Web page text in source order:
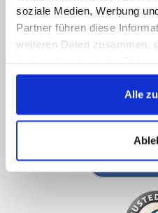
soziale Medien, Werbung
Partner führen diese
weiteren Daten zusammen,
gesammelt haben.
Alle
Chiamateci,
media e sarete